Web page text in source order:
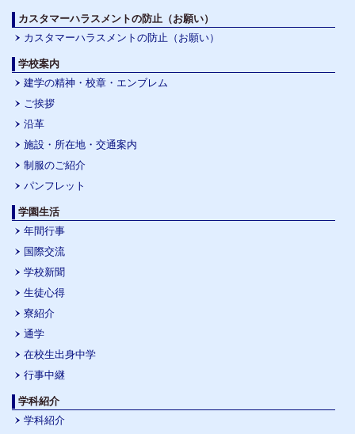
カスタマーハラスメントの防止（お願い）
カスタマーハラスメントの防止（お願い）
学校案内
建学の精神・校章・エンブレム
ご挨拶
沿革
施設・所在地・交通案内
制服のご紹介
パンフレット
学園生活
年間行事
国際交流
学校新聞
生徒心得
寮紹介
通学
在校生出身中学
行事中継
学科紹介
学科紹介